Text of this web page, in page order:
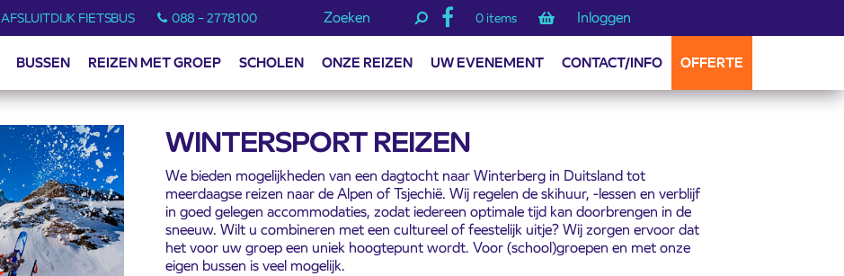
AFSLUITDIJK FIETSBUS 088 – 2778100 Zoeken 0 items Inloggen
BUSSEN REIZEN MET GROEP SCHOLEN ONZE REIZEN UW EVENEMENT CONTACT/INFO OFFERTE
WINTERSPORT REIZEN
We bieden mogelijkheden van een dagtocht naar Winterberg in Duitsland tot
meerdaagse reizen naar de Alpen of Tsjechië. Wij regelen de skihuur, -lessen en verblijf
in goed gelegen accommodaties, zodat iedereen optimale tijd kan doorbrengen in de
sneeuw. Wilt u combineren met een cultureel of feestelijk uitje? Wij zorgen ervoor dat
het voor uw groep een uniek hoogtepunt wordt. Voor (school)groepen en met onze
eigen bussen is veel mogelijk.